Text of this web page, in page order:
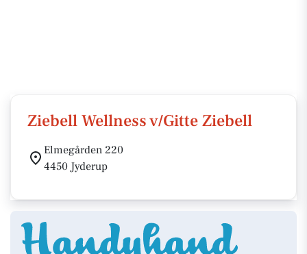
Ziebell Wellness v/Gitte Ziebell
Elmegården 220
4450 Jyderup